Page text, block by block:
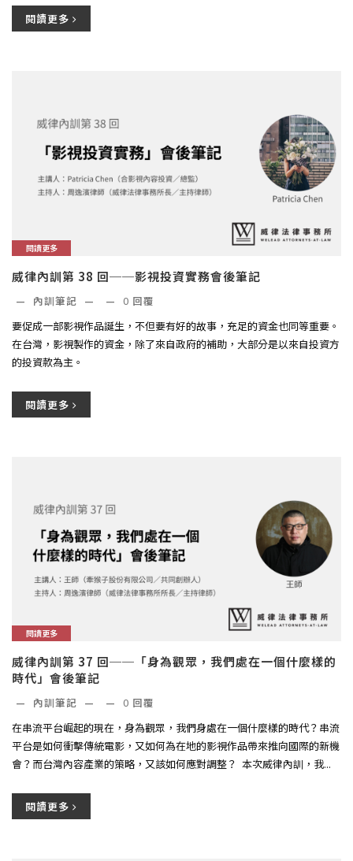
閱讀更多
閱讀更多
威律內訓第 38 回──影視投資實務會後筆記
— 內訓筆記 — — 0 回覆
要促成一部影視作品誕生，不但要有好的故事，充足的資金也同等重要。
在台灣，影視製作的資金，除了來自政府的補助，大部分是以來自投資方
的投資款為主。
閱讀更多
閱讀更多
威律內訓第 37 回──「身為觀眾，我們處在一個什麼樣的
時代」會後筆記
— 內訓筆記 — — 0 回覆
在串流平台崛起的現在，身為觀眾，我們身處在一個什麼樣的時代？串流
平台是如何衝擊傳統電影，又如何為在地的影視作品帶來推向國際的新機
會？而台灣內容產業的策略，又該如何應對調整？ ​ 本次威律內訓，我...
閱讀更多